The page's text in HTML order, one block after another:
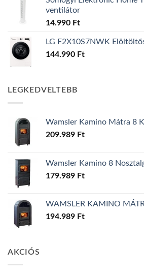
ventilátor
14.990 Ft
LG F2X10S7NWK
144.990 Ft
LEGKEDVELTEBB
Wamsler Kamino Mátra 8
209.989 Ft
Wamsler Kamino 8
179.989 Ft
WAMSLER KAMINO
194.989 Ft
AKCIÓS